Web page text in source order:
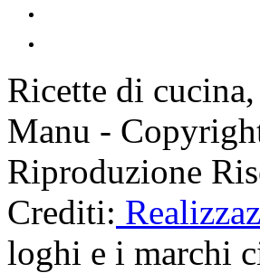
Ricette di
Manu -
Riproduzione
Crediti:
loghi e i marchi